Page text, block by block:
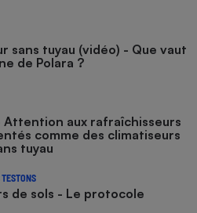
sans tuyau (vidéo) - Que vaut
de Polara ?
Attention aux rafraîchisseurs
comme des climatiseurs
tuyau
de sols - Le protocole